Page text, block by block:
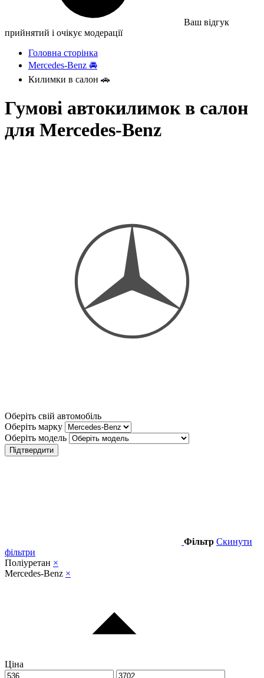
Ваш відгук
прийнятий і очікує модерації
Головна сторінка
Mercedes-Benz 🚘
Килимки в салон 🚗
Гумові автокилимок в салон
для Mercedes-Benz
Оберіть свій автомобіль
Оберіть марку
Оберіть модель
Підтвердити
Фільтр Скинути
фільтри
Поліуретан ×
Mercedes-Benz ×
Ціна